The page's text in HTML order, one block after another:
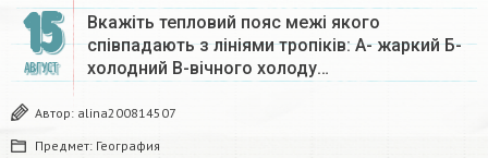
15
АВГУСТ
Вкажіть тепловий пояс межі якого
співпадають з лініями тропіків: А- жаркий Б-
холодний В-вічного холоду…
Автор: alina200814507
Предмет: География